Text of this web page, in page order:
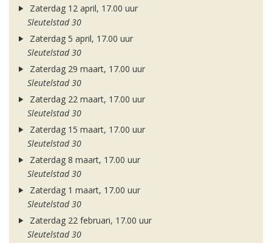
Zaterdag 12 april, 17.00 uur
Sleutelstad 30
Zaterdag 5 april, 17.00 uur
Sleutelstad 30
Zaterdag 29 maart, 17.00 uur
Sleutelstad 30
Zaterdag 22 maart, 17.00 uur
Sleutelstad 30
Zaterdag 15 maart, 17.00 uur
Sleutelstad 30
Zaterdag 8 maart, 17.00 uur
Sleutelstad 30
Zaterdag 1 maart, 17.00 uur
Sleutelstad 30
Zaterdag 22 februari, 17.00 uur
Sleutelstad 30